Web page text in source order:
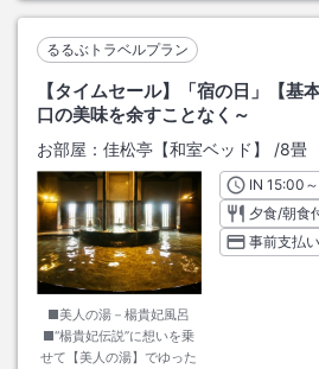
るるぶトラベルプラン
【タイムセール】「宿の日」【基
口の美味を余すことなく～
お部屋： 佳松亭【和室ベッド】 /8畳
■美人の湯－楊貴妃風呂
■“楊貴妃伝説”に想いを乗
せて【美人の湯】でゆった
INチェッ
15:00
夕食/朝食
事前支払い